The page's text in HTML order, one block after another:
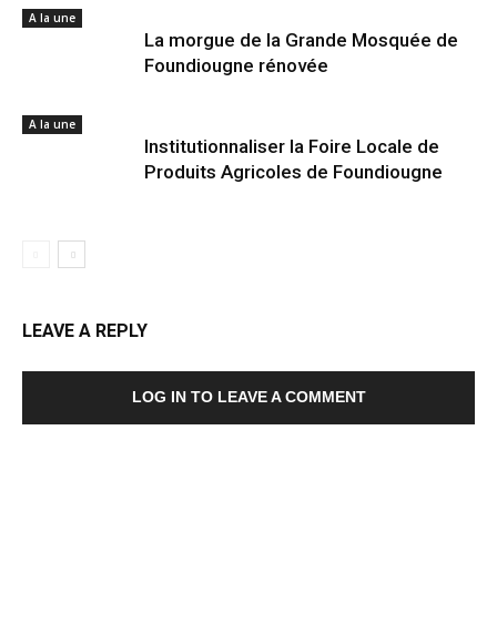
A la une
La morgue de la Grande Mosquée de
Foundiougne rénovée
A la une
Institutionnaliser la Foire Locale de
Produits Agricoles de Foundiougne
LEAVE A REPLY
LOG IN TO LEAVE A COMMENT